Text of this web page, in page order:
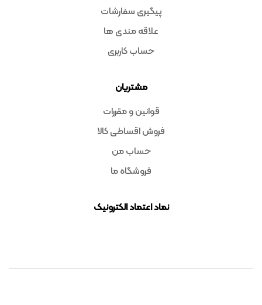
پیگیری سفارشات
علاقه مندی ها
حساب کاربری
مشتریان
قوانین و مقررات
فروش اقساطی کالا
حساب من
فروشگاه ما
نماد اعتماد الکترونیک